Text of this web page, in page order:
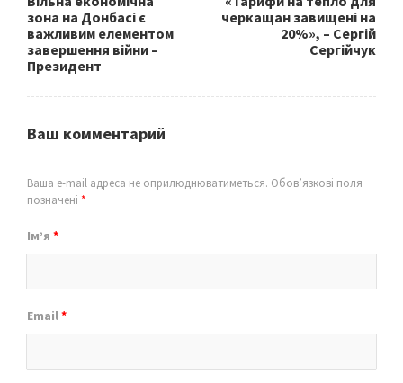
зона на Донбасі є
важливим елементом
завершення війни –
Президент
черкащан завищені на
20%», – Сергій
Сергійчук
Ваш комментарий
Ваша e-mail адреса не оприлюднюватиметься. Обов’язкові поля
позначені *
Ім’я *
Email*